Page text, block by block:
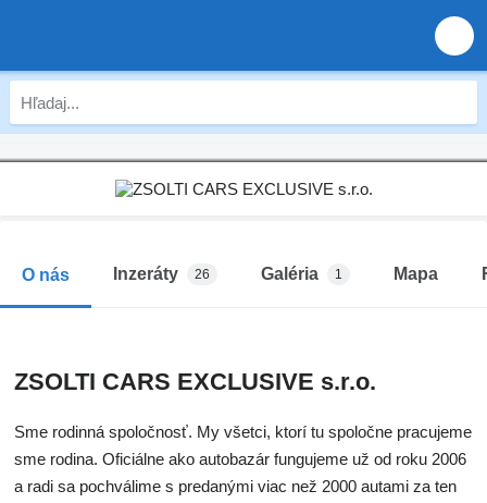
O nás Inzeráty 26 Galéria 1 Mapa
ZSOLTI CARS EXCLUSIVE s.r.o.
Sme rodinná spoločnosť. My všetci, ktorí tu spoločne pracujeme
sme rodina. Oficiálne ako autobazár fungujeme už od roku 2006
a radi sa pochválime s predanými viac než 2000 autami za ten